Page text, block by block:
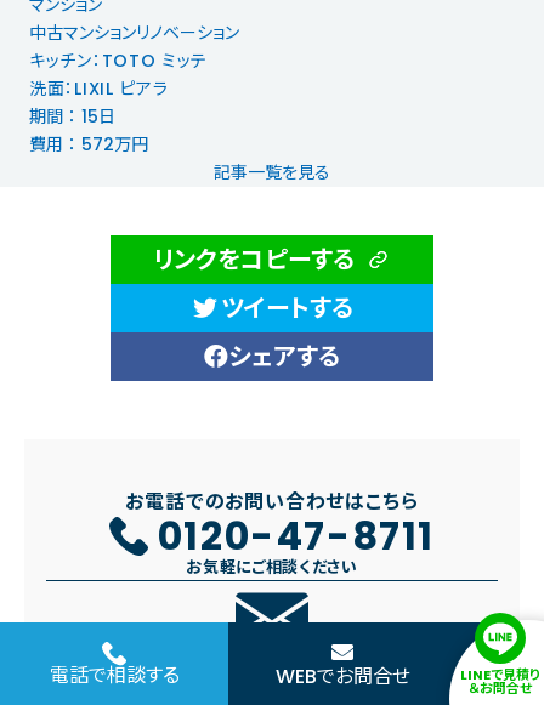
マンション
中古マンションリノベーション
キッチン：TOTO ミッテ
洗面：LIXIL ピアラ
期間 ： 15日
費用 ： 572万円
記事一覧を見る
リンクをコピーする
ツイートする
シェアする
お電話でのお問い合わせはこちら
0120-47-8711
お気軽にご相談ください
電話で相談する WEBでお問合せ LINEで見積り
＆お問合せ